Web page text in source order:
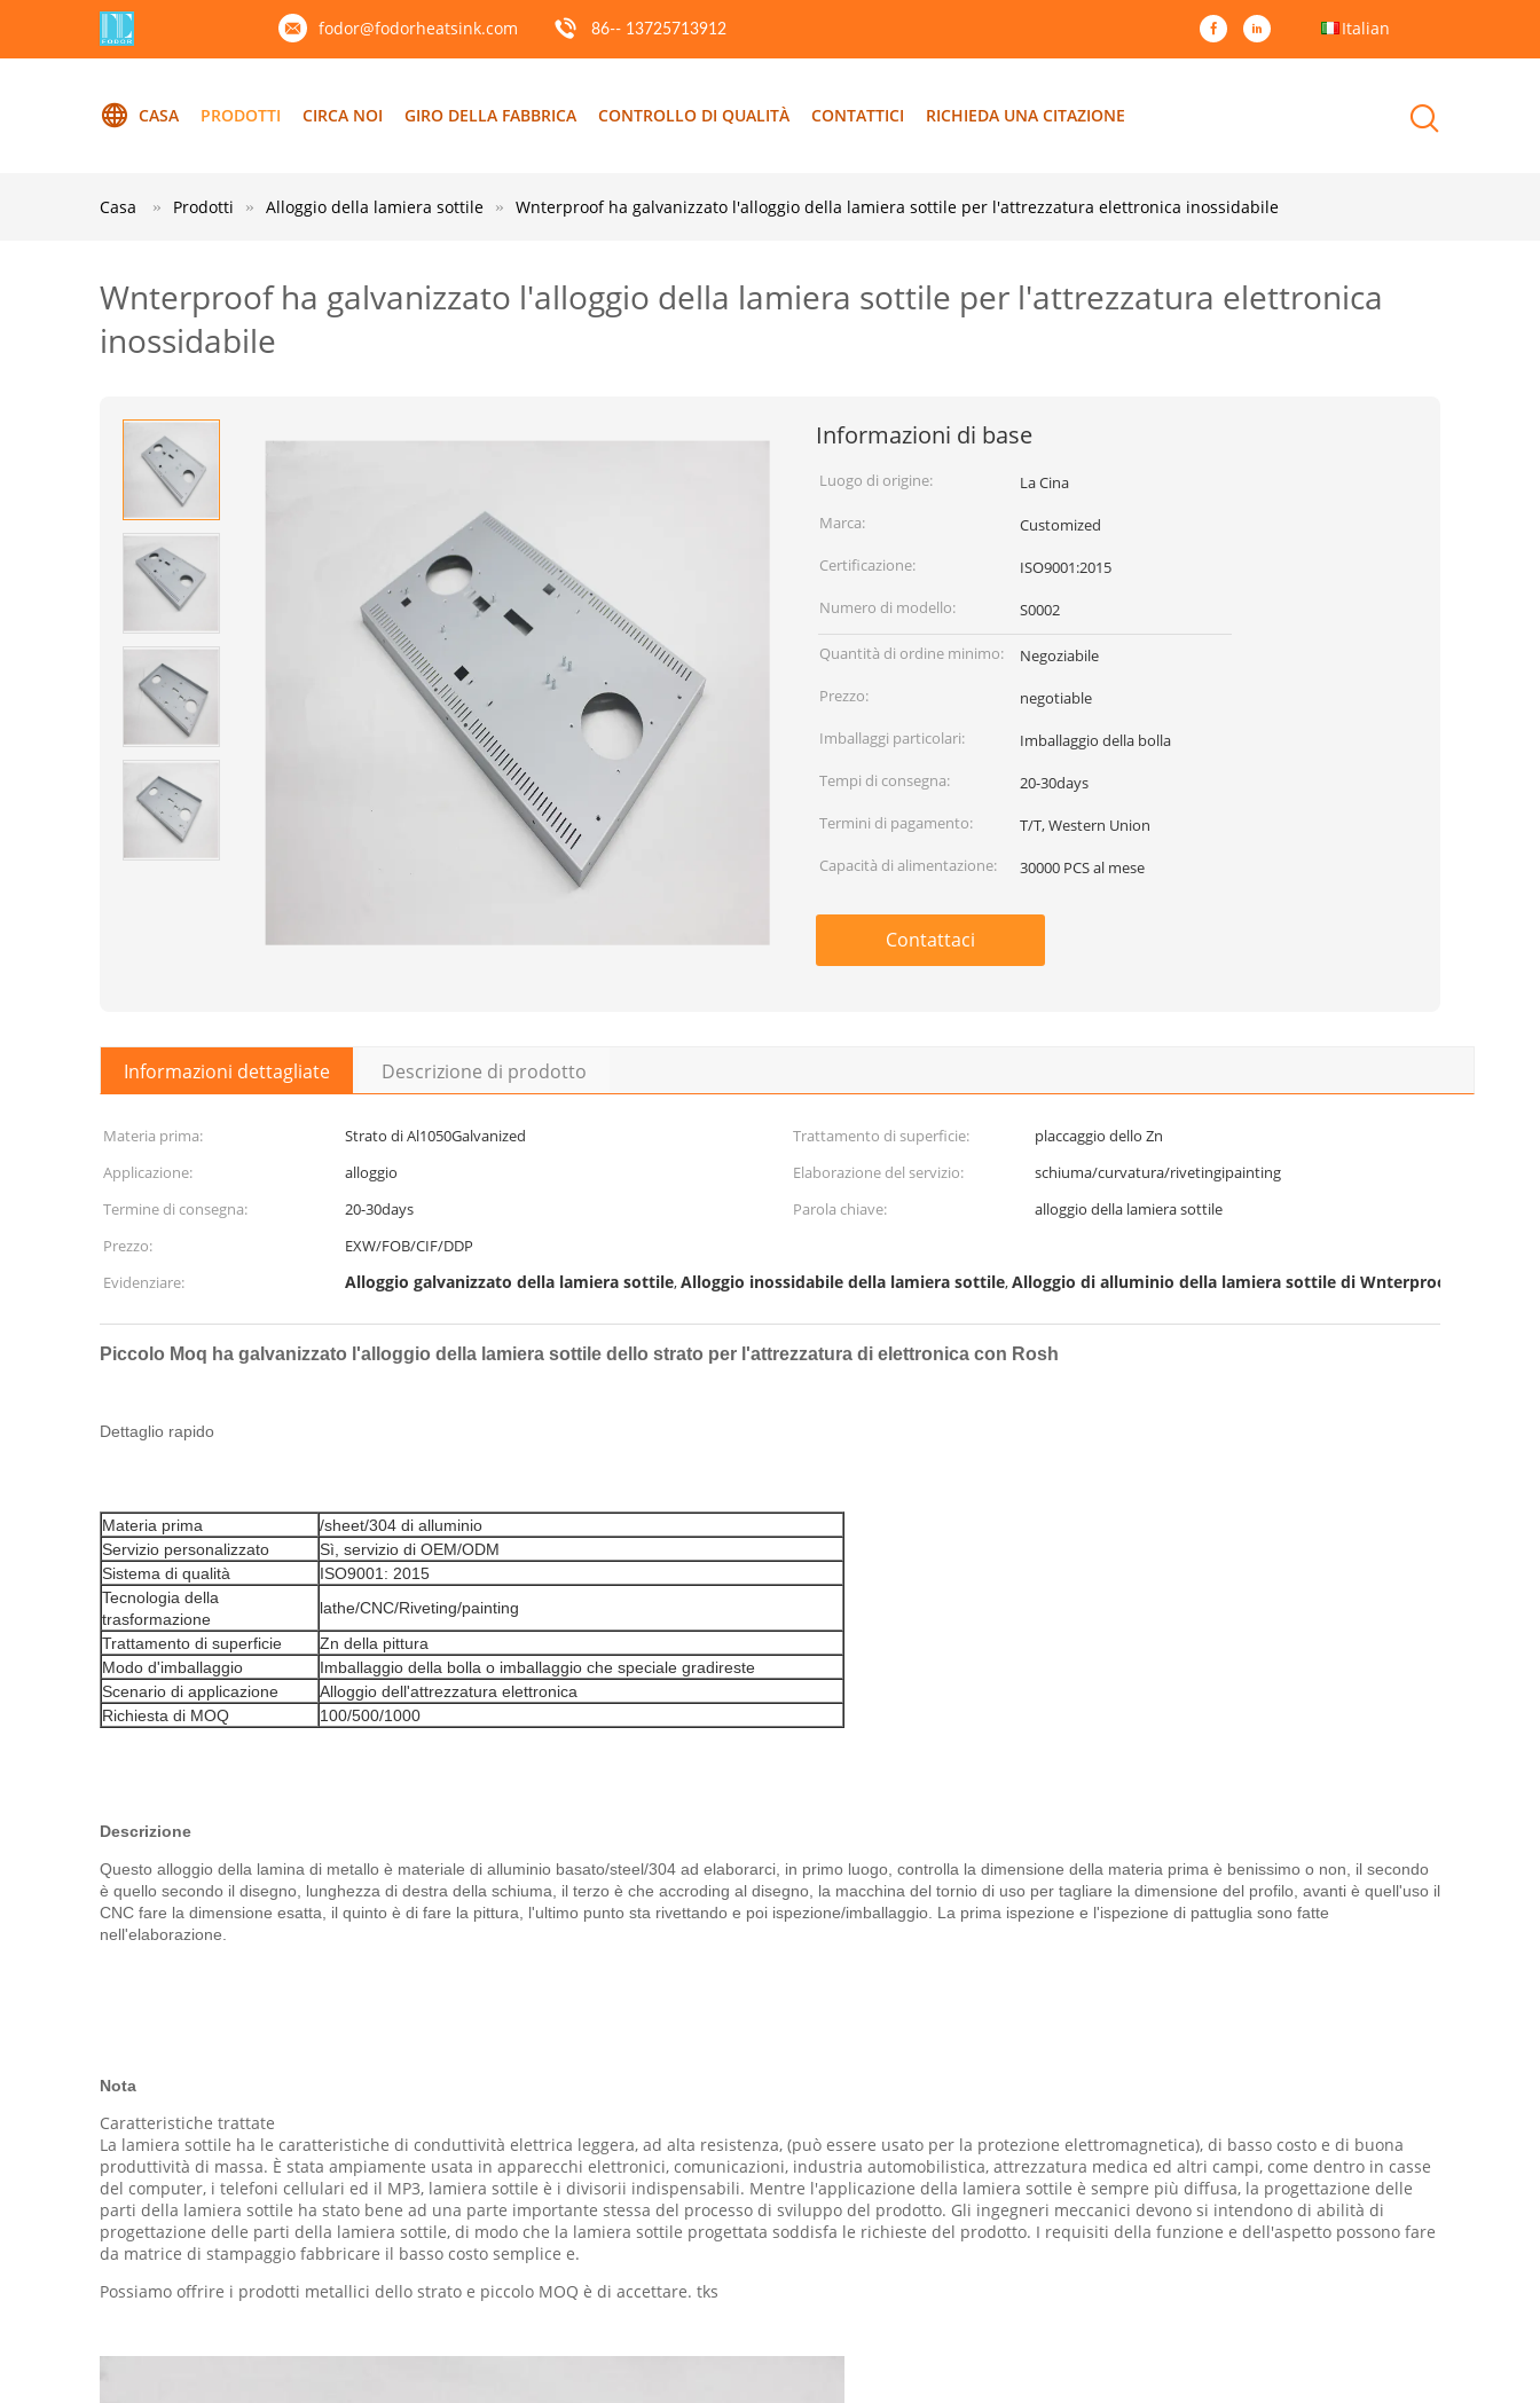
fodor@fodorheatsink.com 86-- 13725713912 Italian
CASA PRODOTTI CIRCA NOI GIRO DELLA FABBRICA CONTROLLO DI QUALITÀ CONTATTICI RICHIEDA UNA CITAZIONE
Casa Prodotti Alloggio della lamiera sottile Wnterproof ha galvanizzato l'alloggio della lamiera sottile per l'attrezzatura elettronica inossidabile
Wnterproof ha galvanizzato l'alloggio della lamiera sottile per l'attrezzatura elettronica
inossidabile
Informazioni di base
Luogo di origine:
La Cina
Marca:
Customized
Certificazione:
ISO9001:2015
Numero di modello:
S0002
Quantità di ordine minimo:
Negoziabile
Prezzo:
negotiable
Imballaggi particolari:
Imballaggio della bolla
Tempi di consegna:
20-30days
Termini di pagamento:
T/T, Western Union
Capacità di alimentazione:
30000 PCS al mese
Contattaci
Informazioni dettagliate Descrizione di prodotto
Materia prima: Strato di Al1050Galvanized Trattamento di superficie:
placcaggio dello Zn
Applicazione:
alloggio Elaborazione del servizio:
schiuma/curvatura/rivetingipainting
Termine di consegna:
20-30days Parola chiave:
alloggio della lamiera sottile
Prezzo:
EXW/FOB/CIF/DDP
Evidenziare:
Alloggio galvanizzato della lamiera sottile,Alloggio inossidabile della lamiera sottile,Alloggio di alluminio della lamiera sottile di Wnterproof
Piccolo Moq ha galvanizzato l'alloggio della lamiera sottile dello strato per l'attrezzatura di elettronica con Rosh
Dettaglio rapido
Materia prima
/sheet/304 di alluminio
Servizio personalizzato
Sì, servizio di OEM/ODM
Sistema di qualità
ISO9001: 2015
Tecnologia della
trasformazione
lathe/CNC/Riveting/painting
Trattamento di superficie
Zn della pittura
Modo d'imballaggio
Imballaggio della bolla o imballaggio che speciale gradireste
Scenario di applicazione
Alloggio dell'attrezzatura elettronica
Richiesta di MOQ
100/500/1000
Descrizione
Questo alloggio della lamina di metallo è materiale di alluminio basato/steel/304 ad elaborarci, in primo luogo, controlla la dimensione della materia prima è benissimo o non, il secondo
è quello secondo il disegno, lunghezza di destra della schiuma, il terzo è che accroding al disegno, la macchina del tornio di uso per tagliare la dimensione del profilo, avanti è quell'uso il
CNC fare la dimensione esatta, il quinto è di fare la pittura, l'ultimo punto sta rivettando e poi ispezione/imballaggio. La prima ispezione e l'ispezione di pattuglia sono fatte
nell'elaborazione.
Nota
Caratteristiche trattate
La lamiera sottile ha le caratteristiche di conduttività elettrica leggera, ad alta resistenza, (può essere usato per la protezione elettromagnetica), di basso costo e di buona
produttività di massa. È stata ampiamente usata in apparecchi elettronici, comunicazioni, industria automobilistica, attrezzatura medica ed altri campi, come dentro in casse
del computer, i telefoni cellulari ed il MP3, lamiera sottile è i divisorii indispensabili. Mentre l'applicazione della lamiera sottile è sempre più diffusa, la progettazione delle
parti della lamiera sottile ha stato bene ad una parte importante stessa del processo di sviluppo del prodotto. Gli ingegneri meccanici devono si intendono di abilità di
progettazione delle parti della lamiera sottile, di modo che la lamiera sottile progettata soddisfa le richieste del prodotto. I requisiti della funzione e dell'aspetto possono fare
da matrice di stampaggio fabbricare il basso costo semplice e.
Possiamo offrire i prodotti metallici dello strato e piccolo MOQ è di accettare. tks